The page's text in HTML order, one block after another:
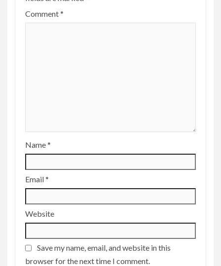
Comment*
Name*
Email*
Website
Save my name, email, and website in this
browser for the next time I comment.